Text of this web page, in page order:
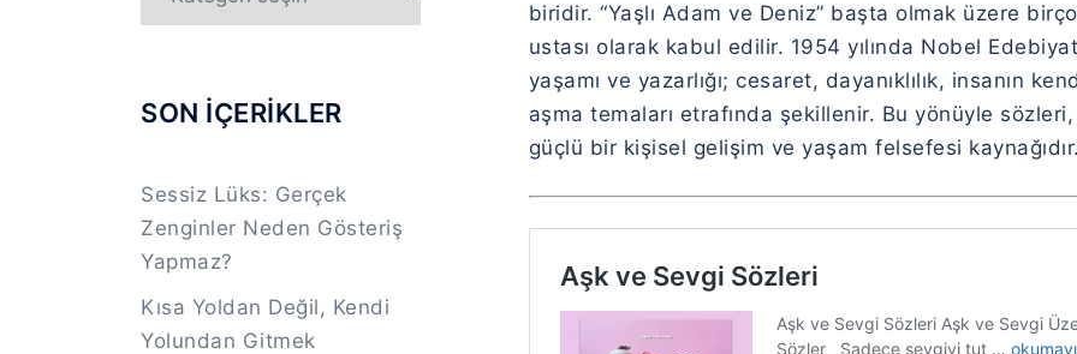
biridir. “Yaşlı Adam ve Deniz” başta olmak üzere
ustası olarak kabul edilir. 1954 yılında Nobel
yaşamı ve yazarlığı; cesaret, dayanıklılık, insanın
aşma temaları etrafında şekillenir. Bu yönüyle
güçlü bir kişisel gelişim ve yaşam felsefesi
KATEGORİLER
SON İÇERİKLER
Sessiz Lüks: Gerçek
Zenginler Neden Gösteriş
Yapmaz?
Kısa Yoldan Değil, Kendi
Yolundan Gitmek